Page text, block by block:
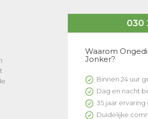
030
Waarom
Jonker?
Binnen 24 uur
Dag en nacht
35 jaar
Duidelijke